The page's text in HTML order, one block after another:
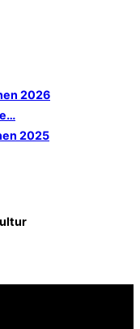
2026
2025